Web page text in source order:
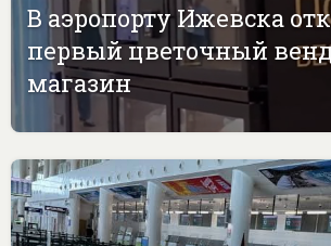
В аэропорту Ижевска
первый цветочный
магазин